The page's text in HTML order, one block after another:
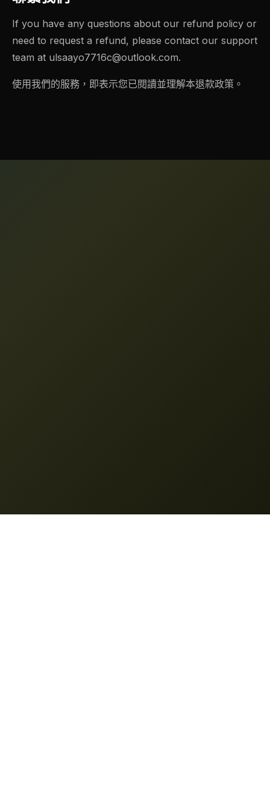
If you have any questions about our refund policy or
need to request a refund, please contact our support
team at ulsaayo7716c@outlook.com.
使用我們的服務，即表示您已閱讀並理解本退款政策。